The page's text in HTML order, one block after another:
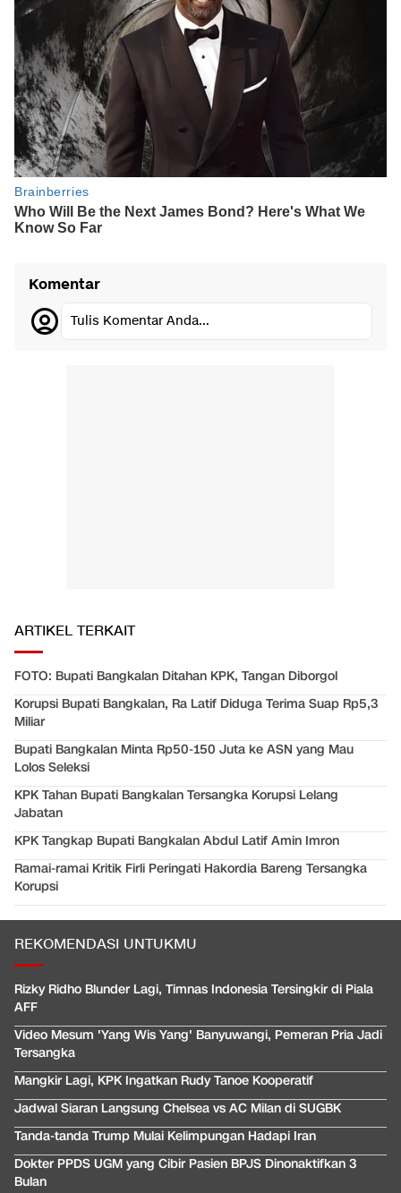
Komentar
Tulis Komentar Anda...
ARTIKEL TERKAIT
FOTO: Bupati Bangkalan Ditahan KPK, Tangan Diborgol
Korupsi Bupati Bangkalan, Ra Latif Diduga Terima Suap Rp5,3
Miliar
Bupati Bangkalan Minta Rp50-150 Juta ke ASN yang Mau
Lolos Seleksi
KPK Tahan Bupati Bangkalan Tersangka Korupsi Lelang
Jabatan
KPK Tangkap Bupati Bangkalan Abdul Latif Amin Imron
Ramai-ramai Kritik Firli Peringati Hakordia Bareng Tersangka
Korupsi
REKOMENDASI UNTUKMU
Rizky Ridho Blunder Lagi, Timnas Indonesia Tersingkir di Piala
AFF
Video Mesum 'Yang Wis Yang' Banyuwangi, Pemeran Pria Jadi
Tersangka
Mangkir Lagi, KPK Ingatkan Rudy Tanoe Kooperatif
Jadwal Siaran Langsung Chelsea vs AC Milan di SUGBK
Tanda-tanda Trump Mulai Kelimpungan Hadapi Iran
Dokter PPDS UGM yang Cibir Pasien BPJS Dinonaktifkan 3
Bulan